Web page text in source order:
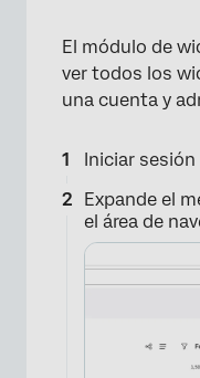
El módulo de
ver todos los
una cuenta y
Iniciar
Expande el
el área de